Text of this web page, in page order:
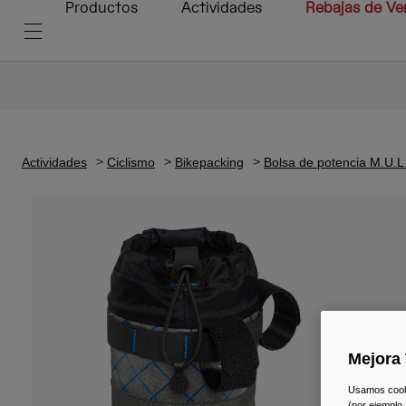
Productos Actividades Rebajas de
Actividades Ciclismo Bikepacking Bolsa de potencia
Mejora
Usamos